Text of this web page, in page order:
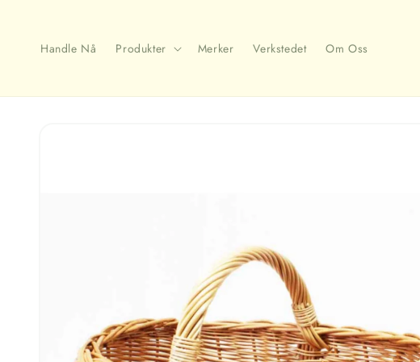
Handle Nå Produkter Merker Verkstedet Om Oss